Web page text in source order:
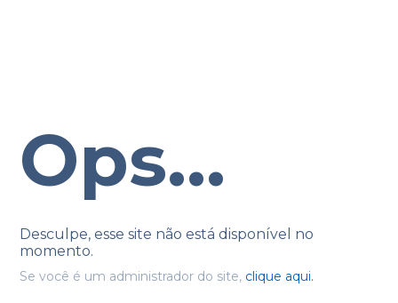
Ops...
Desculpe, esse site não está disponível no
momento.
Se você é um administrador do site, clique aqui.